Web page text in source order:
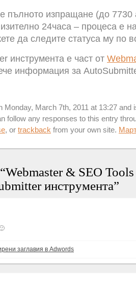
пълното изпращане (до 7730
24часа – процеса е
да следите статуса му по
инструмента е част от
информация за
Monday, March 7th, 2011 at 13:27 and
follow any responses to this entry
, or trackback from your own site.
& SEO
инструмента”
заглавия в Adwords